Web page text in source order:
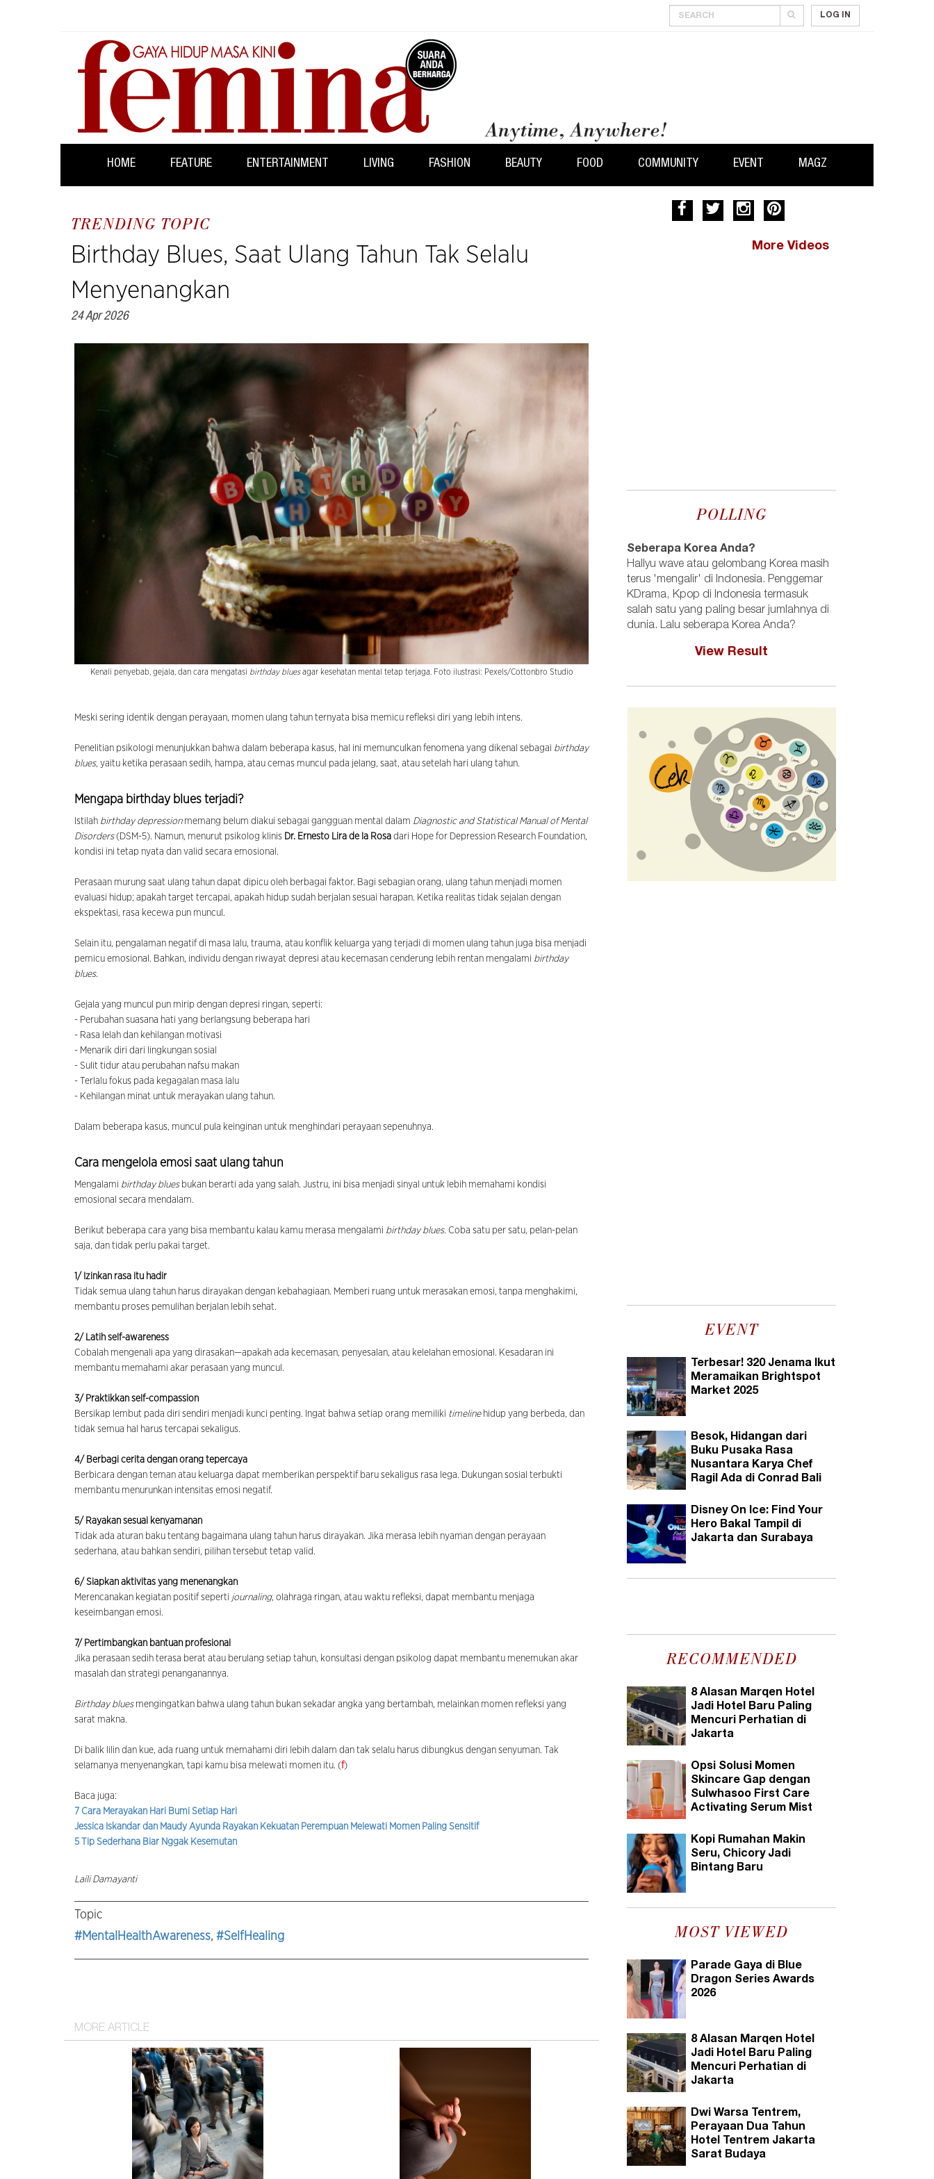
LOG IN
HOME FEATURE ENTERTAINMENT LIVING FASHION BEAUTY FOOD COMMUNITY EVENT MAGZ
TRENDING TOPIC
Birthday Blues, Saat Ulang Tahun Tak Selalu
Menyenangkan
24 Apr 2026
Kenali penyebab, gejala, dan cara mengatasi birthday bluesagar kesehatan mental tetap terjaga. Foto ilustrasi: Pexels/Cottonbro Studio
Meski sering identik dengan perayaan, momen ulang tahun ternyata bisa memicu refleksi diri yang lebih intens.
Penelitian psikologi menunjukkan bahwa dalam beberapa kasus, hal ini memunculkan fenomena yang dikenal sebagai birthday
blues, yaitu ketika perasaan sedih, hampa, atau cemas muncul pada jelang, saat, atau setelah hari ulang tahun.
Mengapa birthday blues terjadi?
Istilah birthday depressionmemang belum diakui sebagai gangguan mental dalam Diagnostic and Statistical Manual of Mental
Disorders(DSM-5). Namun, menurut psikolog klinis Dr. Ernesto Lira de la Rosa dari Hope for Depression Research Foundation,
kondisi ini tetap nyata dan valid secara emosional.
Perasaan murung saat ulang tahun dapat dipicu oleh berbagai faktor. Bagi sebagian orang, ulang tahun menjadi momen
evaluasi hidup; apakah target tercapai, apakah hidup sudah berjalan sesuai harapan. Ketika realitas tidak sejalan dengan
ekspektasi, rasa kecewa pun muncul.
Selain itu, pengalaman negatif di masa lalu, trauma, atau konflik keluarga yang terjadi di momen ulang tahun juga bisa menjadi
pemicu emosional. Bahkan, individu dengan riwayat depresi atau kecemasan cenderung lebih rentan mengalami birthday
blues.
Gejala yang muncul pun mirip dengan depresi ringan, seperti:
- Perubahan suasana hati yang berlangsung beberapa hari
- Rasa lelah dan kehilangan motivasi
- Menarik diri dari lingkungan sosial
- Sulit tidur atau perubahan nafsu makan
- Terlalu fokus pada kegagalan masa lalu
- Kehilangan minat untuk merayakan ulang tahun.
Dalam beberapa kasus, muncul pula keinginan untuk menghindari perayaan sepenuhnya.
Cara mengelola emosi saat ulang tahun
Mengalami birthday bluesbukan berarti ada yang salah. Justru, ini bisa menjadi sinyal untuk lebih memahami kondisi
emosional secara mendalam.
Berikut beberapa cara yang bisa membantu kalau kamu merasa mengalami birthday blues. Coba satu per satu, pelan-pelan
saja, dan tidak perlu pakai target.
1/ Izinkan rasa itu hadir
Tidak semua ulang tahun harus dirayakan dengan kebahagiaan. Memberi ruang untuk merasakan emosi, tanpa menghakimi,
membantu proses pemulihan berjalan lebih sehat.
2/ Latih self-awareness
Cobalah mengenali apa yang dirasakan—apakah ada kecemasan, penyesalan, atau kelelahan emosional. Kesadaran ini
membantu memahami akar perasaan yang muncul.
3/ Praktikkan self-compassion
Bersikap lembut pada diri sendiri menjadi kunci penting. Ingat bahwa setiap orang memiliki timeline hidup yang berbeda, dan
tidak semua hal harus tercapai sekaligus.
4/ Berbagi cerita dengan orang tepercaya
Berbicara dengan teman atau keluarga dapat memberikan perspektif baru sekaligus rasa lega. Dukungan sosial terbukti
membantu menurunkan intensitas emosi negatif.
5/ Rayakan sesuai kenyamanan
Tidak ada aturan baku tentang bagaimana ulang tahun harus dirayakan. Jika merasa lebih nyaman dengan perayaan
sederhana, atau bahkan sendiri, pilihan tersebut tetap valid.
6/ Siapkan aktivitas yang menenangkan
Merencanakan kegiatan positif seperti journaling, olahraga ringan, atau waktu refleksi, dapat membantu menjaga
keseimbangan emosi.
7/ Pertimbangkan bantuan profesional
Jika perasaan sedih terasa berat atau berulang setiap tahun, konsultasi dengan psikolog dapat membantu menemukan akar
masalah dan strategi penanganannya.
Birthday bluesmengingatkan bahwa ulang tahun bukan sekadar angka yang bertambah, melainkan momen refleksi yang
sarat makna.
Di balik lilin dan kue, ada ruang untuk memahami diri lebih dalam dan tak selalu harus dibungkus dengan senyuman. Tak
selamanya menyenangkan, tapi kamu bisa melewati momen itu. (f)
Baca juga:
7 Cara Merayakan Hari Bumi Setiap Hari
Jessica Iskandar dan Maudy Ayunda Rayakan Kekuatan Perempuan Melewati Momen Paling Sensitif
5 Tip Sederhana Biar Nggak Kesemutan
Laili Damayanti
Topic
#MentalHealthAwareness, #SelfHealing
MORE ARTICLE
More Videos
POLLING
Seberapa Korea Anda?
Hallyu wave atau gelombang Korea masih
terus 'mengalir' di Indonesia. Penggemar
KDrama, Kpop di Indonesia termasuk
salah satu yang paling besar jumlahnya di
dunia. Lalu seberapa Korea Anda?
View Result
EVENT
Terbesar! 320 Jenama Ikut
Meramaikan Brightspot
Market 2025
Besok, Hidangan dari
Buku Pusaka Rasa
Nusantara Karya Chef
Ragil Ada di Conrad Bali
Disney On Ice: Find Your
Hero Bakal Tampil di
Jakarta dan Surabaya
RECOMMENDED
8 Alasan Marqen Hotel
Jadi Hotel Baru Paling
Mencuri Perhatian di
Jakarta
Opsi Solusi Momen
Skincare Gap dengan
Sulwhasoo First Care
Activating Serum Mist
Kopi Rumahan Makin
Seru, Chicory Jadi
Bintang Baru
MOST VIEWED
Parade Gaya di Blue
Dragon Series Awards
2026
8 Alasan Marqen Hotel
Jadi Hotel Baru Paling
Mencuri Perhatian di
Jakarta
Dwi Warsa Tentrem,
Perayaan Dua Tahun
Hotel Tentrem Jakarta
Sarat Budaya